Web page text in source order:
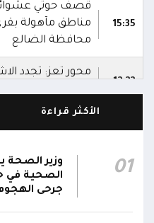
15:35
قصف حوثي
مناطق مآهولة
محافظة الضالع
12:22
محور تعز: تجدد
الجبهات
بمختلف
الأكثر قراءة
01
وزير الصحة
الصحية في
جرحى